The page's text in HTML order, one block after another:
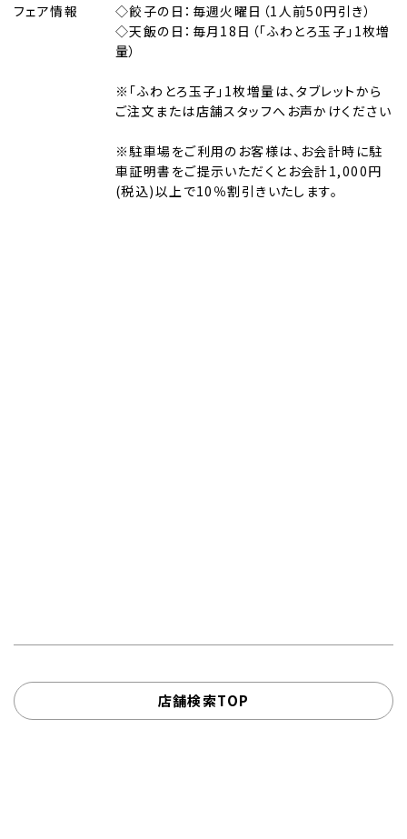
フェア情報
◇餃子の日：毎週火曜日（1人前50円引き）
◇天飯の日：毎月18日（「ふわとろ玉子」1枚増
量）
※「ふわとろ玉子」1枚増量は、タブレットから
ご注文または店舗スタッフへお声かけください
※駐車場をご利用のお客様は、お会計時に駐
車証明書をご提示いただくとお会計1,000円
(税込)以上で10％割引きいたします。
店舗検索TOP